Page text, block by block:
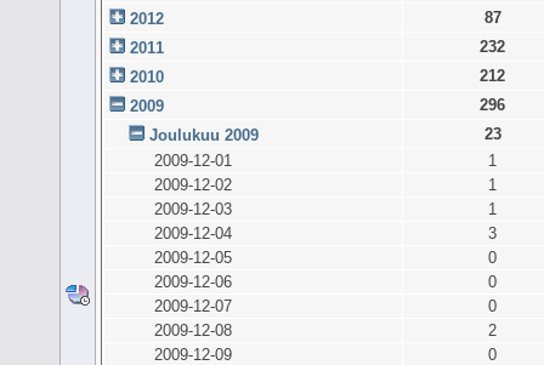
2012
87
2011
232
2010
212
2009
296
Joulukuu 2009
23
2009-12-01
1
2009-12-02
1
2009-12-03
1
2009-12-04
3
2009-12-05
0
2009-12-06
0
2009-12-07
0
2009-12-08
2
2009-12-09
0